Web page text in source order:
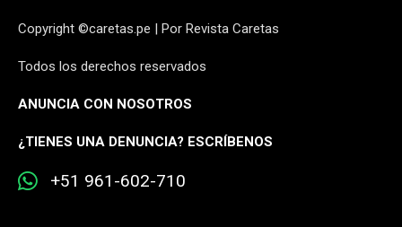
Copyright ©caretas.pe | Por Revista Caretas
Todos los derechos reservados
ANUNCIA CON NOSOTROS
¿TIENES UNA DENUNCIA? ESCRÍBENOS
+51 961-602-710